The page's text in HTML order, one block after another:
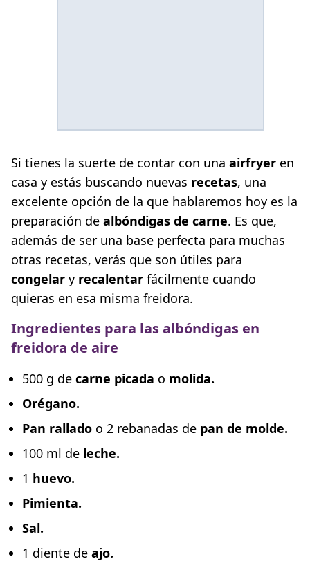
Si tienes la suerte de contar con una airfryer en
casa y estás buscando nuevas recetas, una
excelente opción de la que hablaremos hoy es la
preparación de albóndigas de carne. Es que,
además de ser una base perfecta para muchas
otras recetas, verás que son útiles para
congelar y recalentar fácilmente cuando
quieras en esa misma freidora.
Ingredientes para las albóndigas en
freidora de aire
500 g de carne picada o molida.
Orégano.
Pan rallado o 2 rebanadas de pan de molde.
100 ml de leche.
1 huevo.
Pimienta.
Sal.
1 diente de ajo.